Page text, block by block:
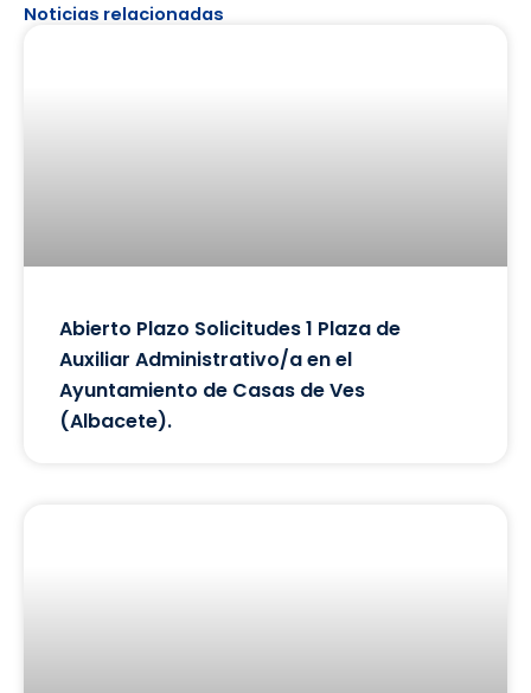
Noticias relacionadas
Abierto Plazo Solicitudes 1 Plaza de
Auxiliar Administrativo/a en el
Ayuntamiento de Casas de Ves
(Albacete).